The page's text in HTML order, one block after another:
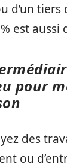
d’un
est aussi
pour
des
ou